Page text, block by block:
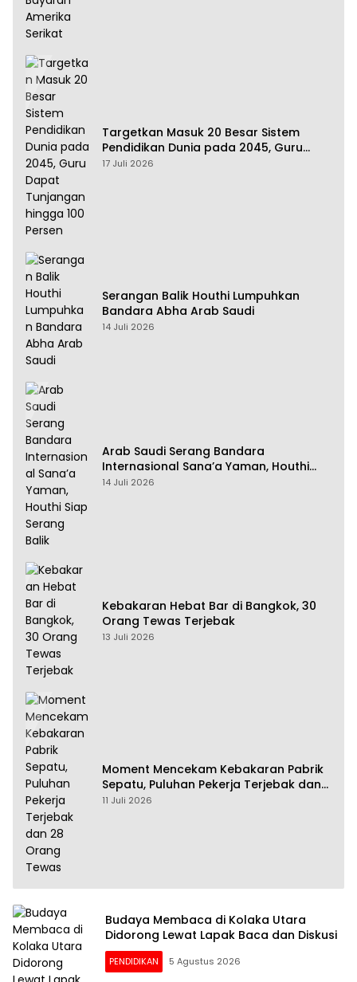
Targetkan Masuk 20 Besar Sistem
Pendidikan Dunia pada 2045, Guru
Dapat Tunjangan hingga 100 Persen
17 Juli 2026
Serangan Balik Houthi Lumpuhkan
Bandara Abha Arab Saudi
14 Juli 2026
Arab Saudi Serang Bandara
Internasional Sana’a Yaman, Houthi
Siap Serang Balik
14 Juli 2026
Kebakaran Hebat Bar di Bangkok, 30
Orang Tewas Terjebak
13 Juli 2026
Moment Mencekam Kebakaran Pabrik
Sepatu, Puluhan Pekerja Terjebak dan
28 Orang Tewas
11 Juli 2026
Budaya Membaca di Kolaka Utara
Didorong Lewat Lapak Baca dan Diskusi
PENDIDIKAN 5 Agustus 2026